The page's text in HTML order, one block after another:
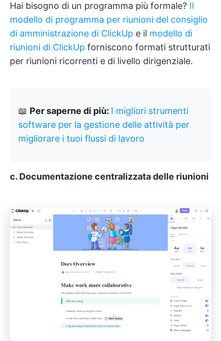
Hai bisogno di un programma più formale? Il
modello di programma per riunioni del consiglio
di amministrazione di ClickUp e il modello di
riunioni di ClickUp forniscono formati strutturati
per riunioni ricorrenti e di livello dirigenziale.
📖 Per saperne di più: I migliori strumenti
software per la gestione delle attività per
migliorare i tuoi flussi di lavoro
c. Documentazione centralizzata delle riunioni